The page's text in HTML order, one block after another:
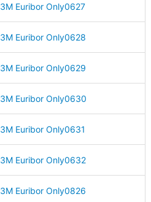
3M Euribor Only0627
3M Euribor Only0628
3M Euribor Only0629
3M Euribor Only0630
3M Euribor Only0631
3M Euribor Only0632
3M Euribor Only0826